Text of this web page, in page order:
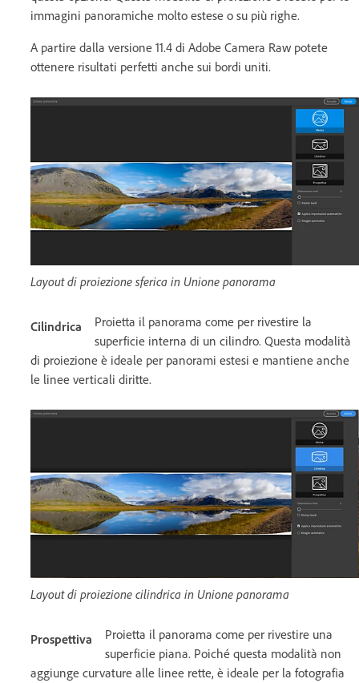
immagini panoramiche molto estese o su più righe.
A partire dalla versione 11.4 di Adobe Camera Raw potete
ottenere risultati perfetti anche sui bordi uniti.
Layout di proiezione sferica in Unione panorama
Cilindrica
Proietta il panorama come per rivestire la
superficie interna di un cilindro. Questa modalità
di proiezione è ideale per panorami estesi e mantiene anche
le linee verticali diritte.
Layout di proiezione cilindrica in Unione panorama
Prospettiva
Proietta il panorama come per rivestire una
superficie piana. Poiché questa modalità non
aggiunge curvature alle linee rette, è ideale per la fotografia